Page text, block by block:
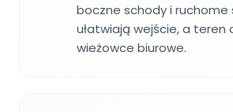
boczne schody i ruchome
ułatwiają wejście, a teren
wieżowce biurowe.